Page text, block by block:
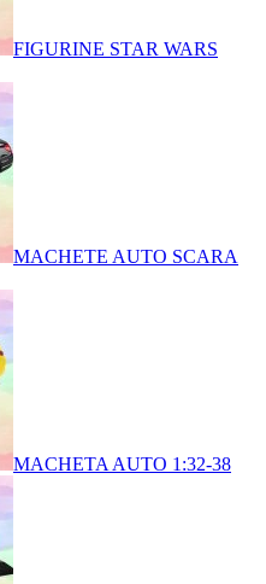
FIGURINE STAR WARS
MACHETE AUTO SCARA
MACHETA AUTO 1:32-38